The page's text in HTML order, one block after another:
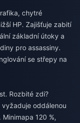
chytré
HP. Zajišťuje zabití
základní útoky a
pro assassiny.
se střepy na
Rozbité zdi?
oddálenou
120 %,